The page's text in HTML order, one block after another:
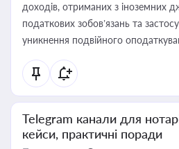
доходів, отриманих з іноземних
податкових зобов’язань та
уникнення подвійного
Telegram канали для
кейси, практичні поради